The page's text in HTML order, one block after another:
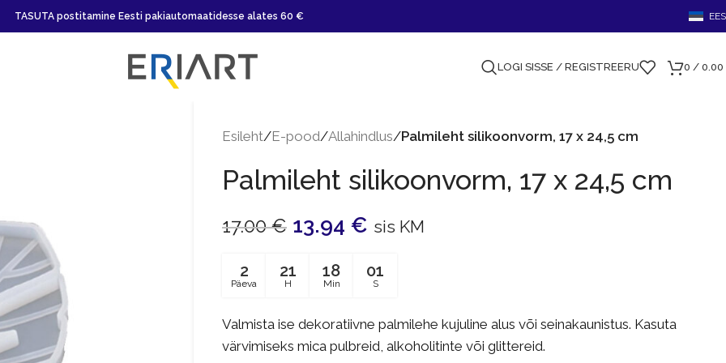
TASUTA postitamine Eesti pakiautomaatidesse alates 60 €
LOGI SISSE / REGISTREERU 0 / 0.00
Esileht/E-pood/Allahindlus/Palmileht silikoonvorm, 17 x 24,5 cm
Palmileht silikoonvorm, 17 x 24,5 cm
17.00€ 13.94 € sis KM
2
Päeva
21
H
18
Min
00
S
Valmista ise dekoratiivne palmilehe kujuline alus või seinakaunistus. Kasuta
värvimiseks mica pulbreid, alkoholitinte või glittereid.